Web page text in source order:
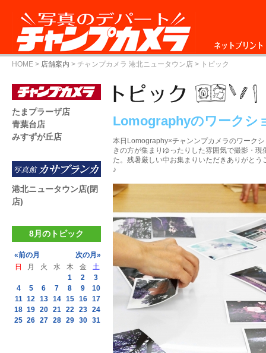
ネットプリント
HOME > 店舗案内 > チャンプカメラ 港北ニュータウン店 > トピック
Lomographyのワークシ
本日Lomography×チャンンプカメラのワーク
きの方が集まりゆったりした雰囲気で撮影・
た。残暑厳しい中お集まりいただきありがと
♪
たまプラーザ店
青葉台店
みすずが丘店
港北ニュータウン店(閉
店)
8月のトピック
«前の月
次の月»
日
月 火 水 木 金
土
1
2
3
4
5 6 7 8 9
10
11 12 13 14 15 16 17
18 19 20 21 22 23 24
25 26 27 28 29 30 31